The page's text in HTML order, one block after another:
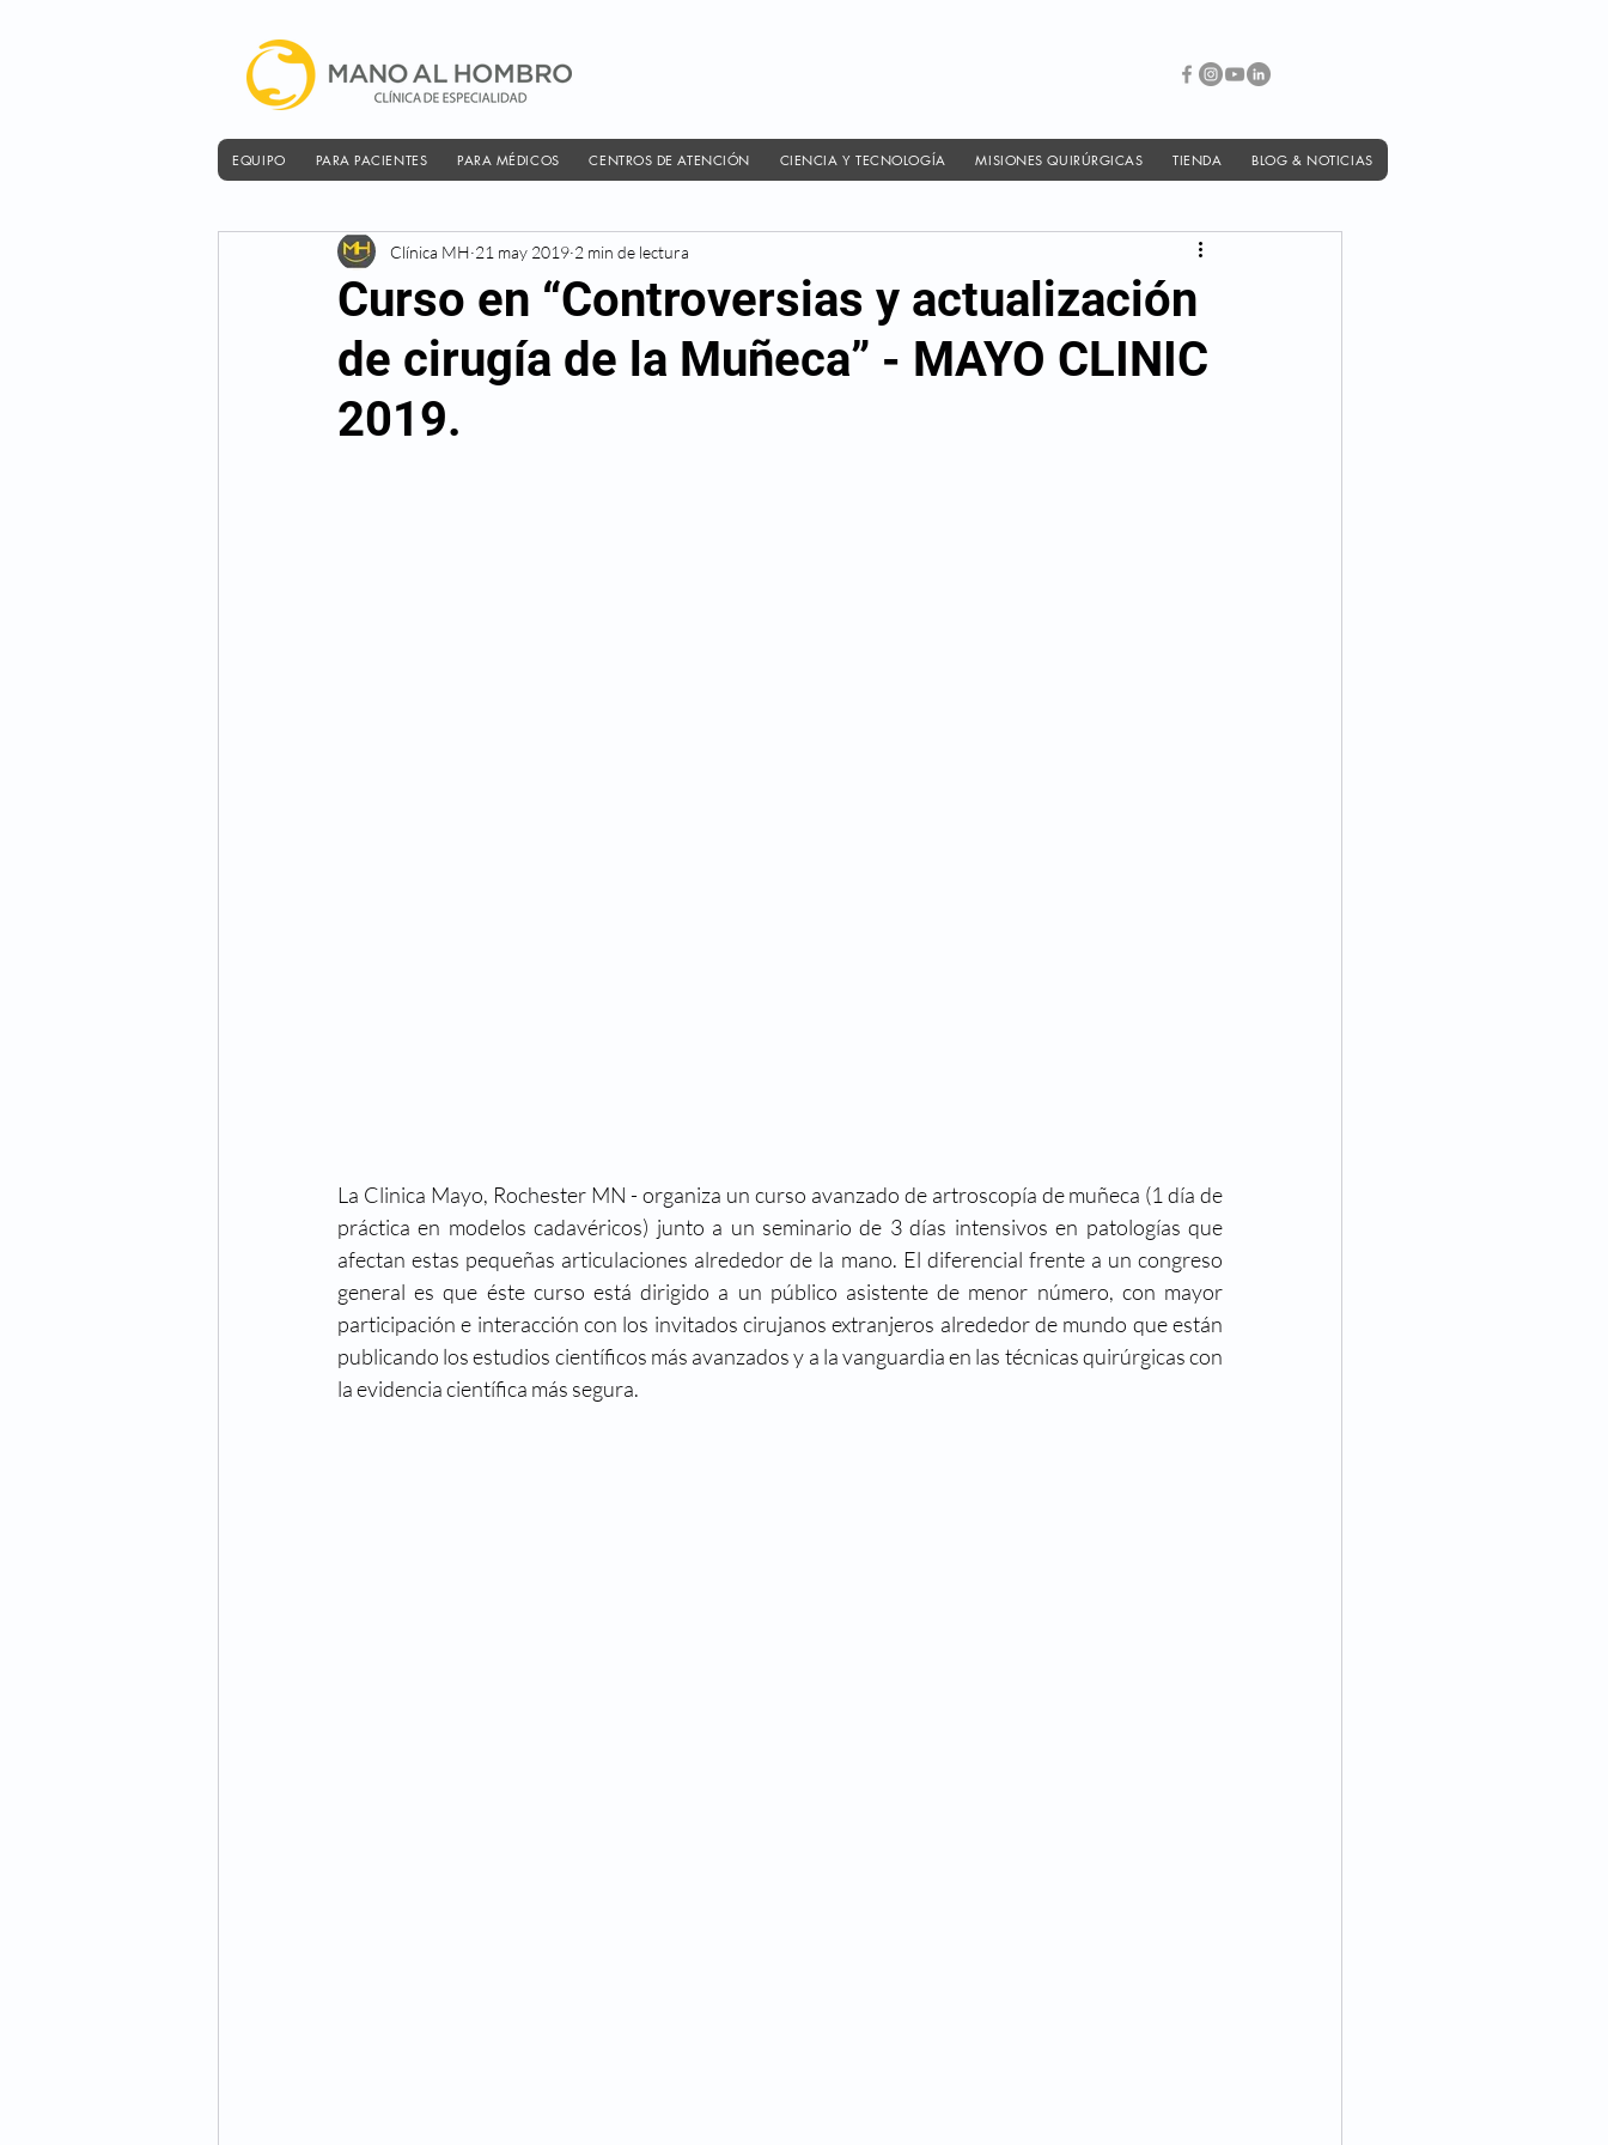
EQUIPO PARA PACIENTES PARA MÉDICOS CENTROS DE ATENCIÓN CIENCIA Y TECNOLOGÍA MISIONES QUIRÚRGICAS TIENDA BLOG & NOTICIAS
Curso en “Controversias y actualización
de cirugía de la Muñeca” - MAYO CLINIC
2019.
Clínica MH 21 may 2019 2 min de lectura
La Clinica Mayo, Rochester MN - organiza un curso avanzado de artroscopía de muñeca (1 día de
práctica en modelos cadavéricos) junto a un seminario de 3 días intensivos en patologías que
afectan estas pequeñas articulaciones alrededor de la mano. El diferencial frente a un congreso
general es que éste curso está dirigido a un público asistente de menor número, con mayor
participación e interacción con los invitados cirujanos extranjeros alrededor de mundo que están
publicando los estudios científicos más avanzados y a la vanguardia en las técnicas quirúrgicas con
la evidencia científica más segura.